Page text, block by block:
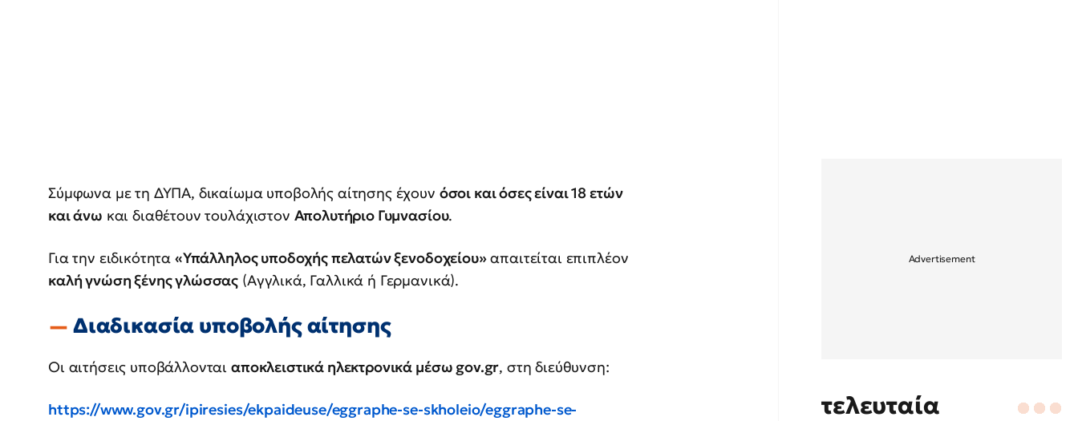
Σύμφωνα με τη ΔΥΠΑ, δικαίωμα υποβολής αίτησης έχουν όσοι και όσες είναι 18 ετών
και άνω και διαθέτουν τουλάχιστον Απολυτήριο Γυμνασίου.
Για την ειδικότητα «Υπάλληλος υποδοχής πελατών ξενοδοχείου»απαιτείται επιπλέον
καλή γνώση ξένης γλώσσας (Αγγλικά, Γαλλικά ή Γερμανικά).
Διαδικασία υποβολής αίτησης
Οι αιτήσεις υποβάλλονται αποκλειστικά ηλεκτρονικά μέσω gov.gr, στη διεύθυνση:
https://www.gov.gr/ipiresies/ekpaideuse/eggraphe-se-skholeio/eggraphe-se-
τελευταία